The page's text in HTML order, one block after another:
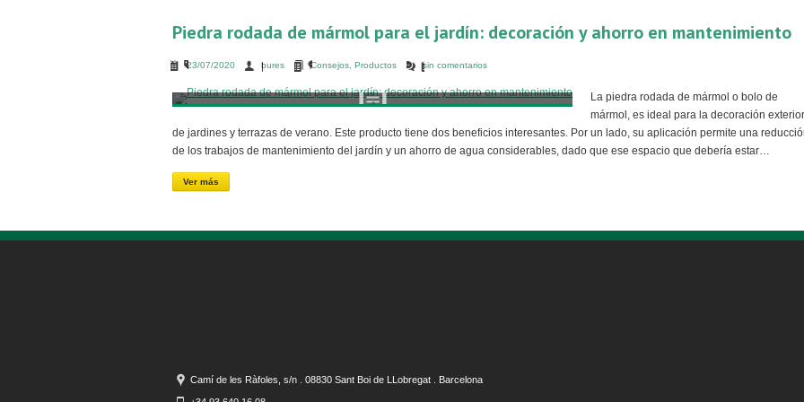
Piedra rodada de mármol para el jardín: decoración y ahorro en mantenimiento
23/07/2020 bures Consejos Productos sin comentarios
La piedra rodada de mármol o bolo de
mármol, es ideal para la decoración exterior
de jardines y terrazas de verano. Este producto tiene dos beneficios interesantes. Por un lado, su aplicación permite una
de los trabajos de mantenimiento del jardín y un ahorro de agua considerables, dado que ese espacio que debería estar…
Ver más
Camí de les Ràfoles, s/n . 08830 Sant Boi de LLobregat . Barcelona